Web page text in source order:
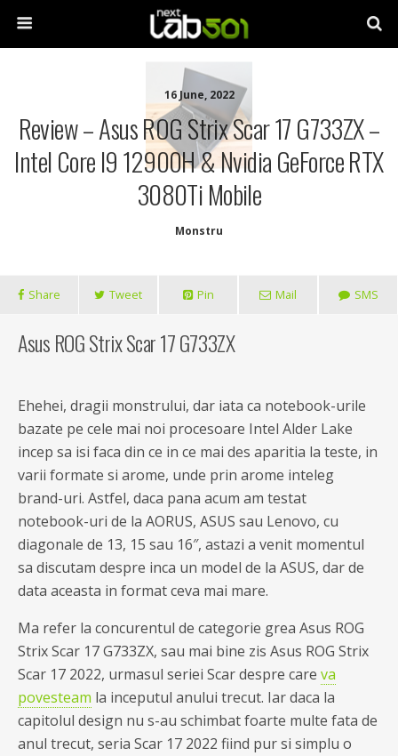
16 June, 2022
Review – Asus ROG Strix Scar 17 G733ZX –
Intel Core I9 12900H & Nvidia GeForce RTX
3080Ti Mobile
Monstru
Share Tweet Pin Mail SMS
Asus ROG Strix Scar 17 G733ZX
Ehehei, dragii monstrului, dar iata ca notebook-urile
bazate pe cele mai noi procesoare Intel Alder Lake
incep sa isi faca din ce in ce mai des aparitia la teste, in
varii formate si arome, unde prin arome inteleg
brand-uri. Astfel, daca pana acum am testat
notebook-uri de la AORUS, ASUS sau Lenovo, cu
diagonale de 13, 15 sau 16″, astazi a venit momentul
sa discutam despre inca un model de la ASUS, dar de
data aceasta in format ceva mai mare.
Ma refer la concurentul de categorie grea Asus ROG
Strix Scar 17 G733ZX, sau mai bine zis Asus ROG Strix
Scar 17 2022, urmasul seriei Scar despre care va
povesteam la inceputul anului trecut. Iar daca la
capitolul design nu s-au schimbat foarte multe fata de
anul trecut, seria Scar 17 2022 fiind pur si simplu o